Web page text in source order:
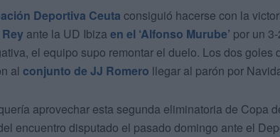
Deportiva Ceuta consiguió hacerse con la
ante la UD Ibiza en el ‘Alfonso Murube’ por un
el equipo supo remontar el duelo. Los dos goles
al conjunto de JJ Romero llegar al parón por
aprovechar esta segunda eliminatoria de Copa
encuentro disputado el pasado domingo ante el